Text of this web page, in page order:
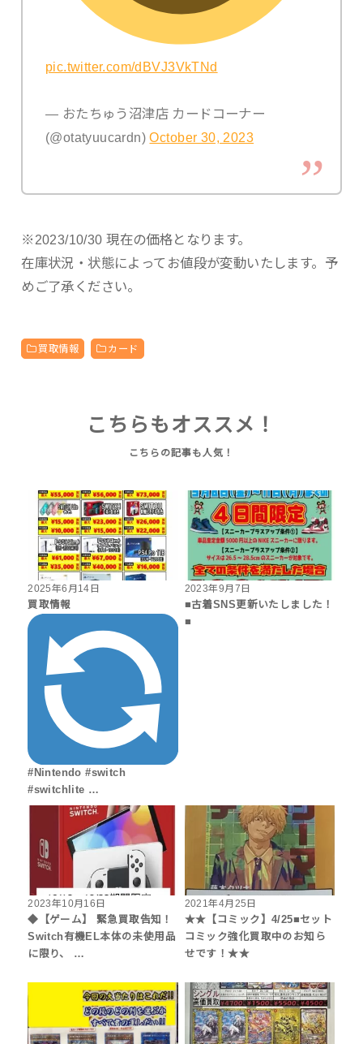
pic.twitter.com/dBVJ3VkTNd
— おたちゅう沼津店 カードコーナー
(@otatyuucardn)October 30, 2023
※2023/10/30 現在の価格となります。
在庫状況・状態によってお値段が変動いたします。予
めご了承ください。
買取情報 カード
こちらもオススメ！
2025年6月14日
買取情報
#Nintendo #switch
#switchlite …
2023年9月7日
■古着SNS更新いたしました！
■
2023年10月16日
◆【ゲーム】 緊急買取告知！
Switch有機EL本体の未使用品
に限り、 …
2021年4月25日
★★【コミック】4/25■セット
コミック強化買取中のお知ら
せです！★★